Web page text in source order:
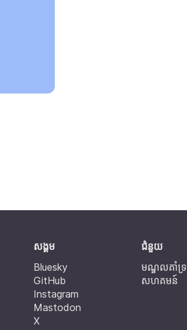
សង្គម
Bluesky
GitHub
Instagram
Mastodon
X
ជំនួយ
មណ្ឌលគាំទ្រ
សហគមន៍